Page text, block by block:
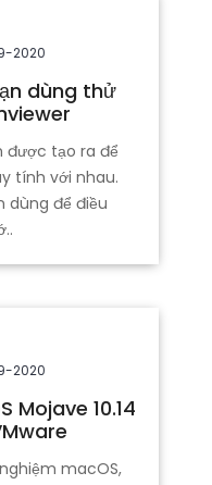
2020
dùng thử
được tạo ra để
tính với nhau.
dùng để điều
2020
Mojave 10.14
macOS,